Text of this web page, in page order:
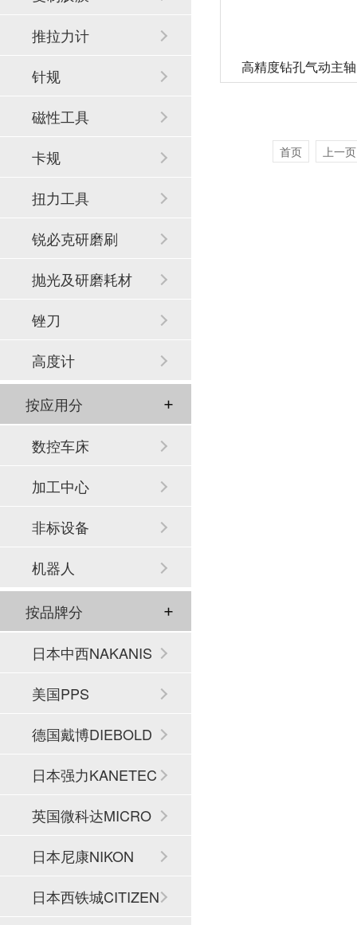
高精度钻孔气动主
首页 上一页
推拉力计
针规
磁性工具
卡规
扭力工具
锐必克研磨刷
抛光及研磨耗材
锉刀
高度计
按应用分
数控车床
加工中心
非标设备
机器人
按品牌分
日本中西NAKANIS
HI
美国PPS
德国戴博DIEBOLD
日本强力KANETEC
英国微科达MICRO
SET
日本尼康NIKON
日本西铁城CITIZEN